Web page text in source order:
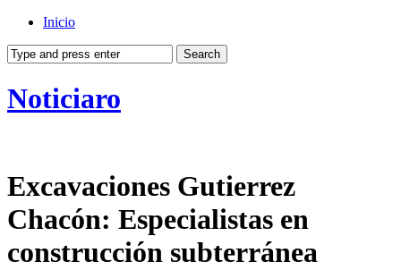
Inicio
Noticiaro
Excavaciones Gutierrez
Chacón: Especialistas en
construcción subterránea